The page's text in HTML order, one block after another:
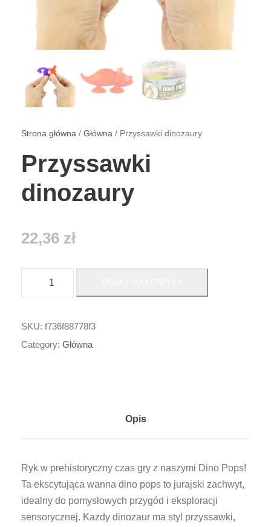
Strona główna / Główna / Przyssawki dinozaury
Przyssawki
dinozaury
22,36 zł
ś
ć
w
k
i
d
SKU: f736f88778f3
Category: Główna
Opis
Ryk w prehistoryczny czas gry z naszymi Dino Pops!
Ta ekscytująca wanna dino pops to jurajski zachwyt,
idealny do pomysłowych przygód i eksploracji
sensorycznej. Każdy dinozaur ma styl przyssawki,